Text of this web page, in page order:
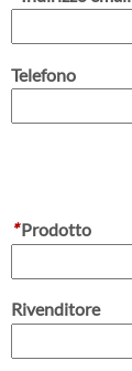
Telefono
*Prodotto
Rivenditore